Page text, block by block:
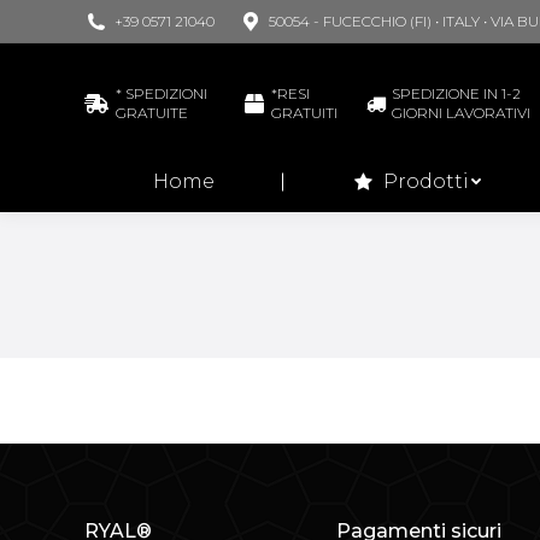
+39 0571 21040 50054 - FUCECCHIO (FI) • ITALY • VIA
* SPEDIZIONI
GRATUITE
*RESI
GRATUITI
SPEDIZIONE IN 1-2
GIORNI LAVORATIVI
Home Prodotti
RYAL®
Pagamenti sicuri